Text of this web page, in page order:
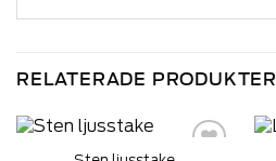
RELATERADE PRODUKTER